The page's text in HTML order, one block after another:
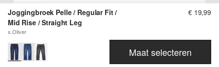
Joggingbroek Pelle / Regular Fit /
Mid Rise / Straight Leg
s.Oliver
€ 19,99
Maat selecteren